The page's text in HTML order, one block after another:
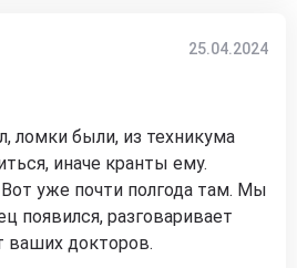
25.04.2024
ломки были, из техникума
иначе кранты ему.
Вот уже почти полгода там. Мы
появился, разговаривает
ваших докторов.